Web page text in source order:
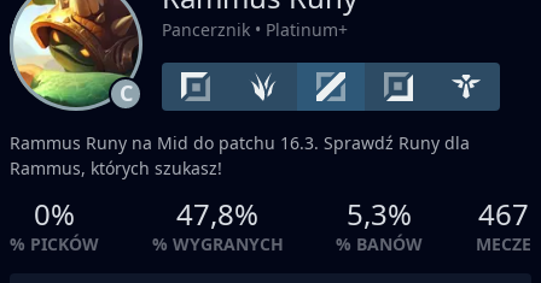
C
Pancerznik • Platinum+
Rammus Runy na Mid do patchu 16.3. Sprawdź Runy dla
Rammus, których szukasz!
0%
% PICKÓW
47,8%
% WYGRANYCH
5,3%
% BANÓW
467
MECZE